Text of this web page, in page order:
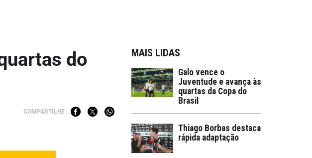
do
COMPARTILHE
MAIS LIDAS
Galo vence o
Juventude e avança às
quartas da Copa do
Brasil
Thiago Borbas destaca
rápida adaptação